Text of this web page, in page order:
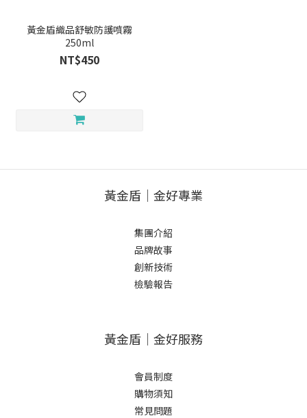
黃金盾織品舒敏防護噴霧
250ml
NT$450
黃金盾｜金好專業
集團介紹
品牌故事
創新技術
檢驗報告
黃金盾｜金好服務
會員制度
購物須知
常見問題